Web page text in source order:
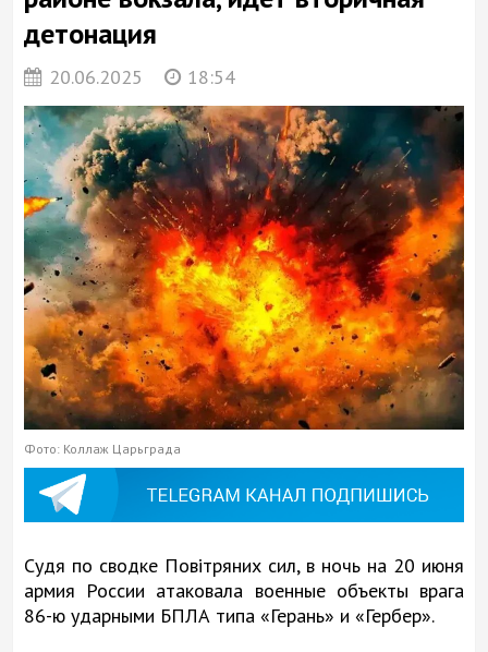
детонация
20.06.2025 18:54
Фото: Коллаж Царьграда
Судя по сводке Повітряних сил, в ночь на 20 июня
армия России атаковала военные объекты врага
86-ю ударными БПЛА типа «Герань» и «Гербер».